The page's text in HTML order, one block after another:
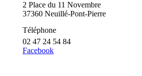
2 Place du 11 Novembre
37360 Neuillé-Pont-Pierre
Téléphone
02 47 24 54 84
Facebook